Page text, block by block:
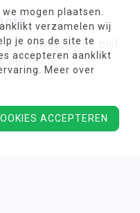
mogen plaatsen.
verzamelen wij
je ons de site te
accepteren aanklikt
Meer over
ACCEPTEREN
nieuwsbrief en blijf
nieuwste